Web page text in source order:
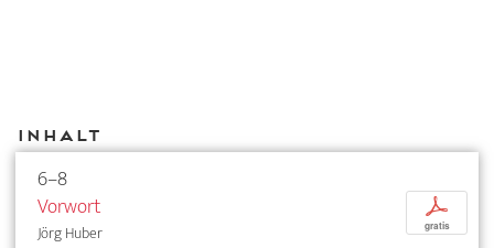
Inhalt
6–8
Vorwort
Jörg Huber
p
gratis